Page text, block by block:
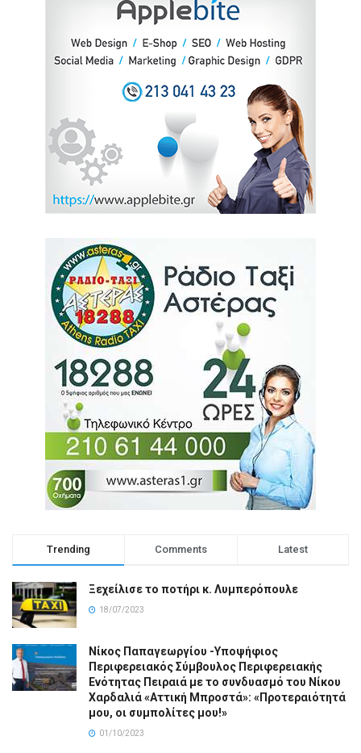
Trending Comments Latest
Ξεχείλισε το ποτήρι κ. Λυμπερόπουλε
18/07/2023
Νίκος Παπαγεωργίου -Υποψήφιος
Περιφερειακός Σύμβουλος Περιφερειακής
Ενότητας Πειραιά με το συνδυασμό του Νίκου
Χαρδαλιά «Αττική Μπροστά»: «Προτεραιότητά
μου, οι συμπολίτες μου!»
01/10/2023